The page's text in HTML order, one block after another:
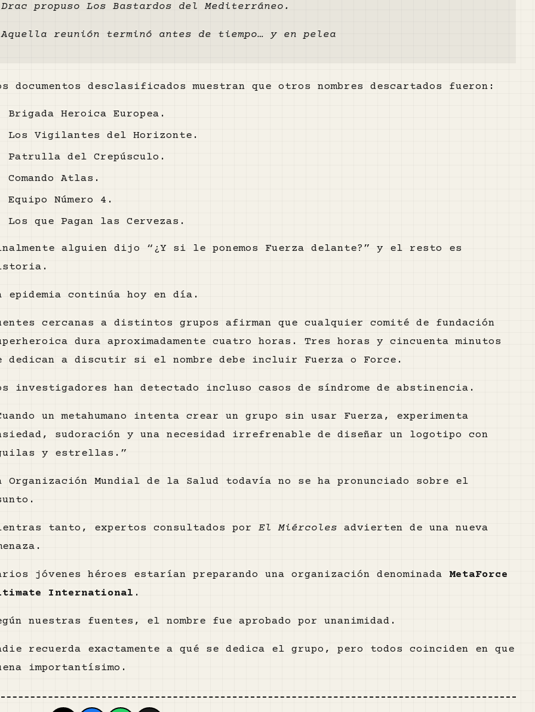
Drac propuso Los Bastardos del Mediterráneo.
Aquella reunión terminó antes de tiempo… y en pelea
documentos desclasificados muestran que otros nombres descartados fueron:
Brigada Heroica Europea.
Los Vigilantes del Horizonte.
Patrulla del Crepúsculo.
Comando Atlas.
Equipo Número 4.
Los que Pagan las Cervezas.
alguien dijo “¿Y si le ponemos Fuerza delante?” y el resto es
epidemia continúa hoy en día.
cercanas a distintos grupos afirman que cualquier comité de fundación
dura aproximadamente cuatro horas. Tres horas y cincuenta minutos
dedican a discutir si el nombre debe incluir Fuerza o Force.
investigadores han detectado incluso casos de síndrome de abstinencia.
un metahumano intenta crear un grupo sin usar Fuerza, experimenta
sudoración y una necesidad irrefrenable de diseñar un logotipo con
y estrellas.”
Organización Mundial de la Salud todavía no se ha pronunciado sobre el
tanto, expertos consultados por El Miércoles advierten de una nueva
jóvenes héroes estarían preparando una organización denominada MetaForce
International .
nuestras fuentes, el nombre fue aprobado por unanimidad.
recuerda exactamente a qué se dedica el grupo, pero todos coinciden en que
importantísimo.